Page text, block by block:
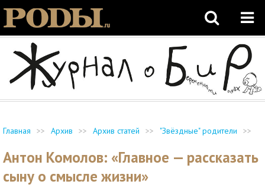
Главная >> Архив >> Архив статей >> "Звёздные" родители >>
Антон Комолов: «Главное — рассказать
сыну о смысле жизни»